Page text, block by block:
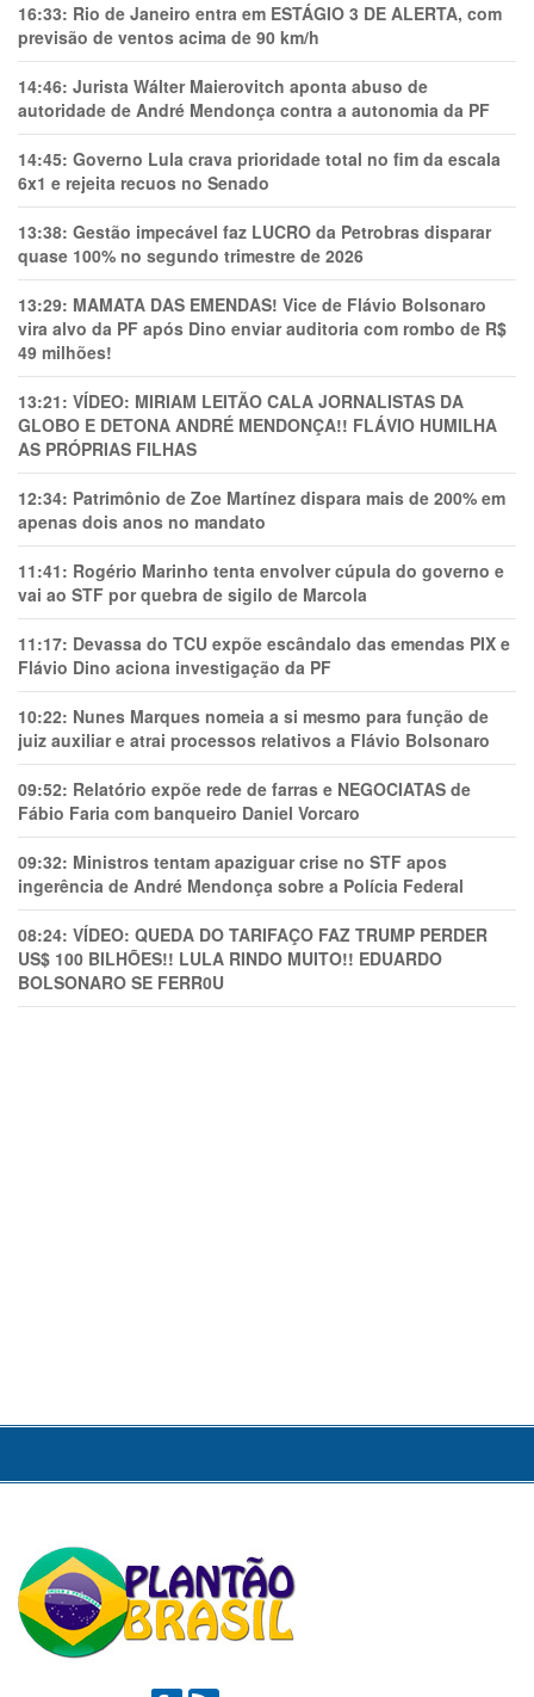
16:33: Rio de Janeiro entra em ESTÁGIO 3 DE ALERTA, com
previsão de ventos acima de 90 km/h
14:46: Jurista Wálter Maierovitch aponta abuso de
autoridade de André Mendonça contra a autonomia da PF
14:45: Governo Lula crava prioridade total no fim da escala
6x1 e rejeita recuos no Senado
13:38: Gestão impecável faz LUCRO da Petrobras disparar
quase 100% no segundo trimestre de 2026
13:29: MAMATA DAS EMENDAS! Vice de Flávio Bolsonaro
vira alvo da PF após Dino enviar auditoria com rombo de R$
49 milhões!
13:21: VÍDEO: MIRIAM LEITÃO CALA JORNALISTAS DA
GLOBO E DETONA ANDRÉ MENDONÇA!! FLÁVIO HUMILHA
AS PRÓPRIAS FILHAS
12:34: Patrimônio de Zoe Martínez dispara mais de 200% em
apenas dois anos no mandato
11:41: Rogério Marinho tenta envolver cúpula do governo e
vai ao STF por quebra de sigilo de Marcola
11:17: Devassa do TCU expõe escândalo das emendas PIX e
Flávio Dino aciona investigação da PF
10:22: Nunes Marques nomeia a si mesmo para função de
juiz auxiliar e atrai processos relativos a Flávio Bolsonaro
09:52: Relatório expõe rede de farras e NEGOCIATAS de
Fábio Faria com banqueiro Daniel Vorcaro
09:32: Ministros tentam apaziguar crise no STF apos
ingerência de André Mendonça sobre a Polícia Federal
08:24: VÍDEO: QUEDA DO TARIFAÇO FAZ TRUMP PERDER
US$ 100 BILHÕES!! LULA RINDO MUITO!! EDUARDO
BOLSONARO SE FERR0U